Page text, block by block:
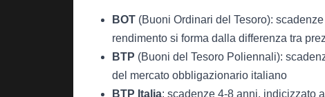
BOT (Buoni Ordinari del Tesoro):
rendimento si forma dalla differenza tra
BTP (Buoni del Tesoro Poliennali):
del mercato obbligazionario italiano
BTP Italia: scadenze 4-8 anni, indicizzato